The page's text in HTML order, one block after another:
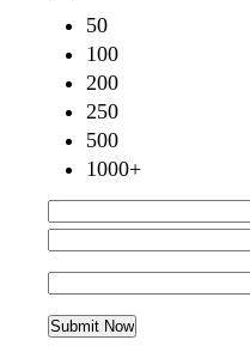
50
100
200
250
500
1000+